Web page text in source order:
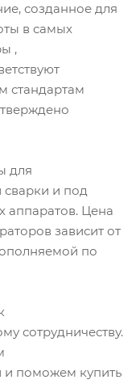
созданное для
в самых
,
стандартам
для
и под
аппаратов. Цена
зависит от
по
сотрудничеству.
и поможем купить